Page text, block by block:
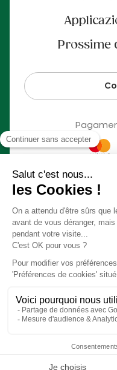
Prossime
Condizioni generali